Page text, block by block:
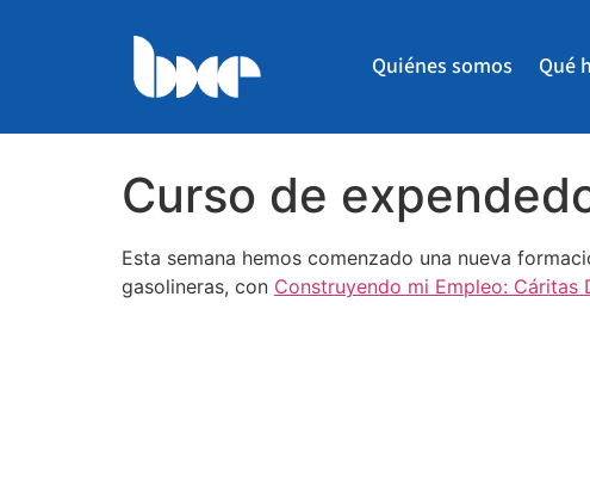
Quiénes somos Qué
Curso de
Esta semana hemos comenzado una nueva
gasolineras, con Construyendo mi Empleo: Cáritas